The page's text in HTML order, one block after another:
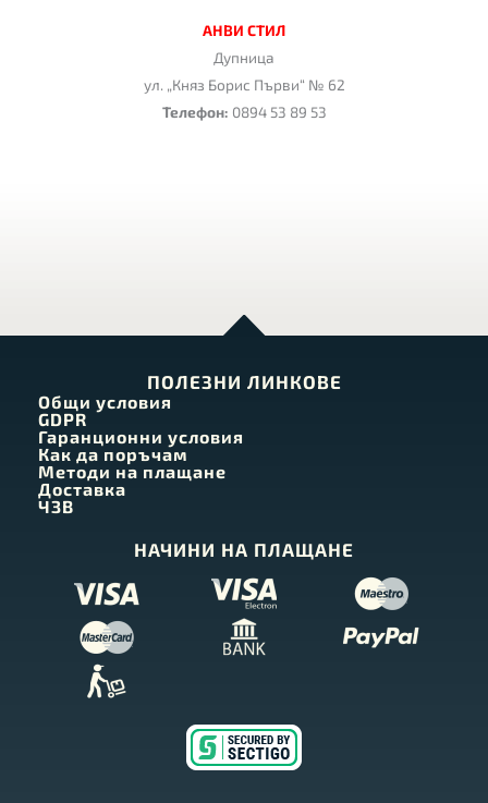
АНВИ СТИЛ
Дупница
ул. „Княз Борис Първи“ № 62
Телефон: 0894 53 89 53
ПОЛЕЗНИ ЛИНКОВЕ
Общи условия
GDPR
Гаранционни условия
Как да поръчам
Методи на плащане
Доставка
ЧЗВ
НАЧИНИ НА ПЛАЩАНЕ